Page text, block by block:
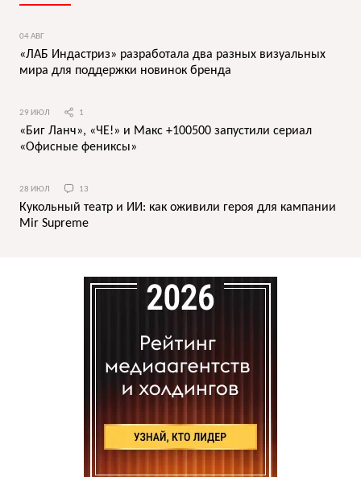
04 АВГ
«ЛАБ Индастриз» разработала два разных визуальных
мира для поддержки новинок бренда
29 ИЮЛ 1
«Биг Ланч», «ЧЕ!» и Макс +100500 запустили сериал
«Офисные фениксы»
28 ИЮЛ 13
Кукольный театр и ИИ: как оживили героя для кампании
Mir Supreme